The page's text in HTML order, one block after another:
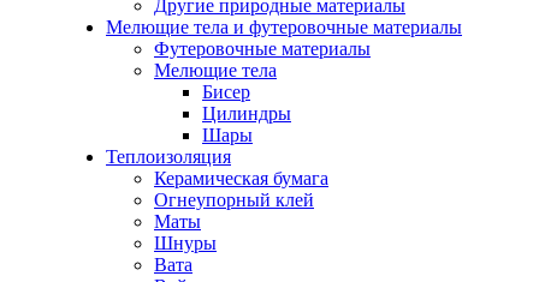
Другие природные материалы
Мелющие тела и футеровочные материалы
Футеровочные материалы
Мелющие тела
Бисер
Цилиндры
Шары
Теплоизоляция
Керамическая бумага
Огнеупорный клей
Маты
Шнуры
Вата